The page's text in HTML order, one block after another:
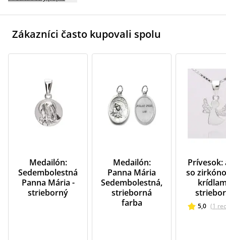
Zákazníci často kupovali spolu
Medailón:
Sedembolestná
Panna Mária -
strieborný
Medailón:
Panna Mária
Sedembolestná,
strieborná
farba
Prívesok:
so
5,0 (1